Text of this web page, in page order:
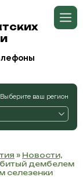
Выберите ваш регион
» Новости,
дембелем
селезенки